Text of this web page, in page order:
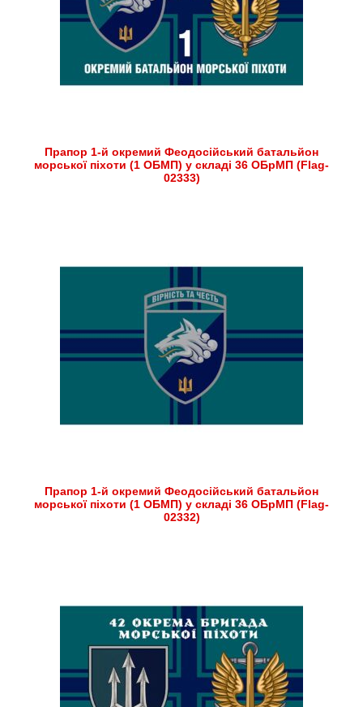
Прапор 1-й окремий Феодосійський батальйон
морської піхоти (1 ОБМП) у складі 36 ОБрМП (Flag-
02333)
Прапор 1-й окремий Феодосійський батальйон
морської піхоти (1 ОБМП) у складі 36 ОБрМП (Flag-
02332)